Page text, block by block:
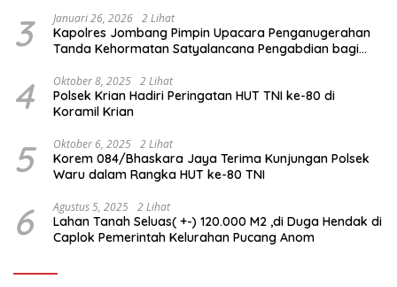
3 Januari 26, 2026 2 Lihat
Kapolres Jombang Pimpin Upacara Penganugerahan
Tanda Kehormatan Satyalancana Pengabdian bagi
4 Oktober 8, 2025 2 Lihat
Polsek Krian Hadiri Peringatan HUT TNI ke-80 di
Koramil Krian
5 Oktober 6, 2025 2 Lihat
Korem 084/Bhaskara Jaya Terima Kunjungan Polsek
6 Agustus 5, 2025 2 Lihat
Lahan Tanah Seluas( +-) 120.000 M2 ,di Duga Hendak di
Caplok Pemerintah Kelurahan Pucang Anom